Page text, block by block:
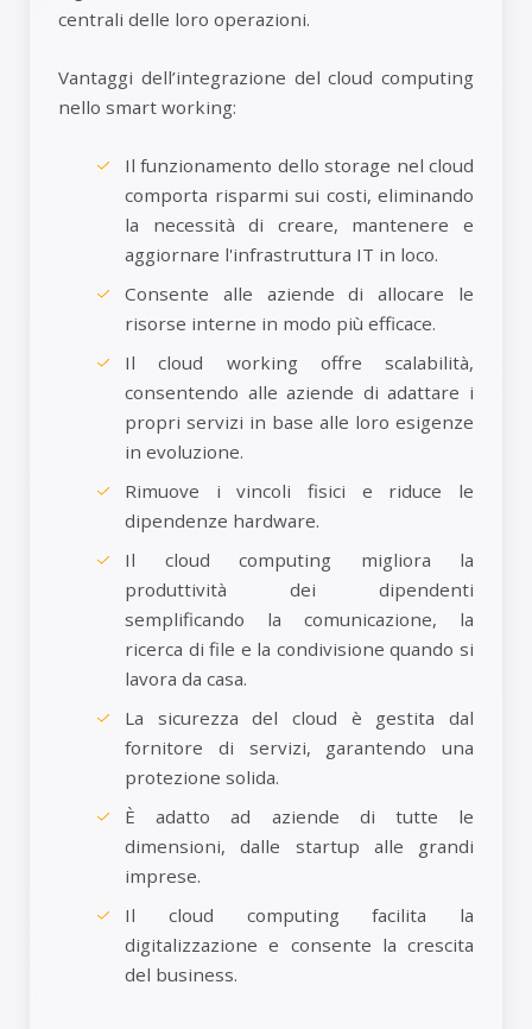
centrali delle loro operazioni.
Vantaggi dell’integrazione del cloud computing
nello smart working:
Il funzionamento dello storage nel cloud
comporta risparmi sui costi, eliminando
la necessità di creare, mantenere e
aggiornare l'infrastruttura IT in loco.
Consente alle aziende di allocare le
risorse interne in modo più efficace.
Il cloud working offre scalabilità,
consentendo alle aziende di adattare i
propri servizi in base alle loro esigenze
in evoluzione.
Rimuove i vincoli fisici e riduce le
dipendenze hardware.
Il cloud computing migliora la
produttività dei dipendenti
semplificando la comunicazione, la
ricerca di file e la condivisione quando si
lavora da casa.
La sicurezza del cloud è gestita dal
fornitore di servizi, garantendo una
protezione solida.
È adatto ad aziende di tutte le
dimensioni, dalle startup alle grandi
imprese.
Il cloud computing facilita la
digitalizzazione e consente la crescita
del business.